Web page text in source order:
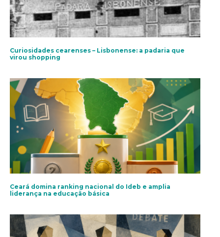
Curiosidades cearenses – Lisbonense: a padaria que
virou shopping
Ceará domina ranking nacional do Ideb e amplia
liderança na educação básica